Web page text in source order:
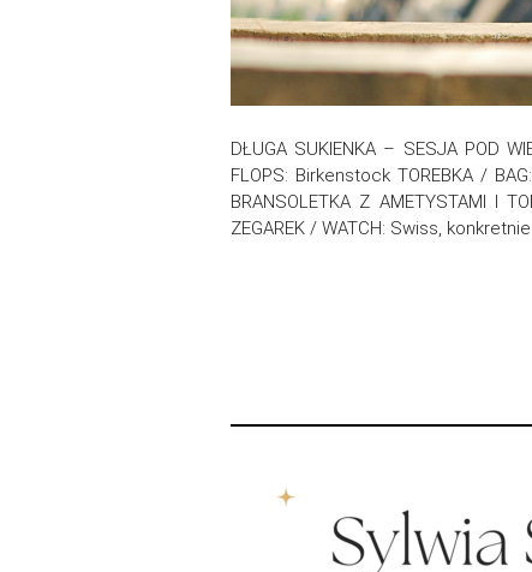
DŁUGA SUKIENKA – SESJA POD
FLOPS: Birkenstock TOREBKA /
BRANSOLETKA Z AMETYSTAMI I
ZEGAREK / WATCH: Swiss,